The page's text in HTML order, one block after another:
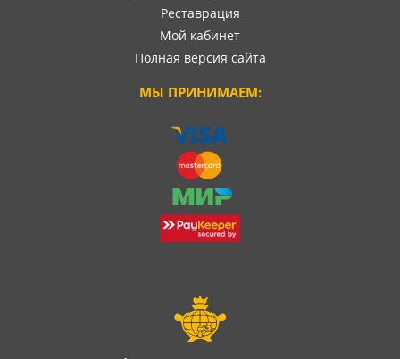
Реставрация
Мой кабинет
Полная версия сайта
МЫ ПРИНИМАЕМ: